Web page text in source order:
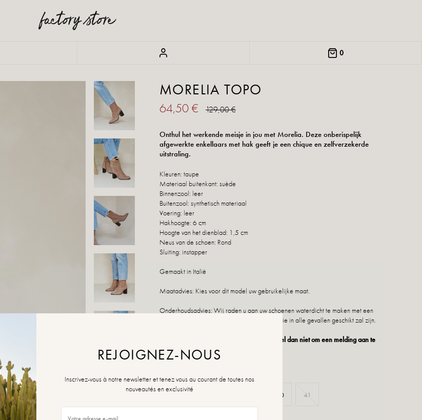
0
MORELIA TOPO
64,50 € 129,00 €
Onthul het werkende meisje in jou met Morelia. Deze onberispelijk
afgewerkte enkellaars met hak geeft je een chique en zelfverzekerde
uitstraling.
Kleuren: taupe
Materiaal buitenkant: suède
Binnenzool: leer
Buitenzool: synthetisch materiaal
Voering: leer
Hakhoogte: 6 cm
Hoogte van het dienblad: 1,5 cm
Neus van de schoen: Rond
Sluiting: instapper
Gemaakt in Italië
Maatadvies: Kies voor dit model uw gebruikelijke maat.
Onderhoudsadvies: Wij raden u aan uw schoenen waterdicht te maken met een
speciaal product of een multimateriaalspray die in alle gevallen geschikt zal zijn.
Als uw maat niet meer beschikbaar is, aarzel dan niet om een melding aan te
maken!
40 41
REJOIGNEZ-NOUS
Inscrivez-vous à notre newsletter et tenez vous au courant de toutes nos
nouveautés en exclusivité